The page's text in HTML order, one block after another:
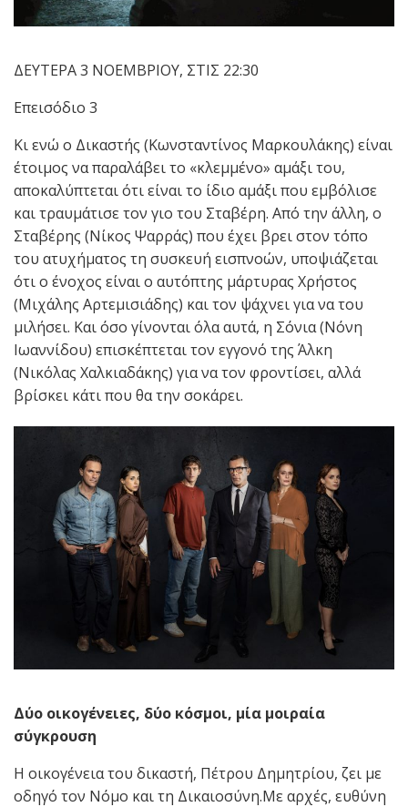
ΔΕΥΤΕΡΑ 3 ΝΟΕΜΒΡΙΟΥ, ΣΤΙΣ 22:30
Επεισόδιο 3
Κι ενώ ο Δικαστής (Κωνσταντίνος Μαρκουλάκης) είναι
έτοιμος να παραλάβει το «κλεμμένο» αμάξι του,
αποκαλύπτεται ότι είναι το ίδιο αμάξι που εμβόλισε
και τραυμάτισε τον γιο του Σταβέρη. Από την άλλη, ο
Σταβέρης (Νίκος Ψαρράς) που έχει βρει στον τόπο
του ατυχήματος τη συσκευή εισπνοών, υποψιάζεται
ότι ο ένοχος είναι ο αυτόπτης μάρτυρας Χρήστος
(Μιχάλης Αρτεμισιάδης) και τον ψάχνει για να του
μιλήσει. Και όσο γίνονται όλα αυτά, η Σόνια (Νόνη
Ιωαννίδου) επισκέπτεται τον εγγονό της Άλκη
(Νικόλας Χαλκιαδάκης) για να τον φροντίσει, αλλά
βρίσκει κάτι που θα την σοκάρει.
Δύο οικογένειες, δύο κόσμοι, μία μοιραία
σύγκρουση
Η οικογένεια του δικαστή, Πέτρου Δημητρίου, ζει με
οδηγό τον Νόμο και τη Δικαιοσύνη.Με αρχές, ευθύνη